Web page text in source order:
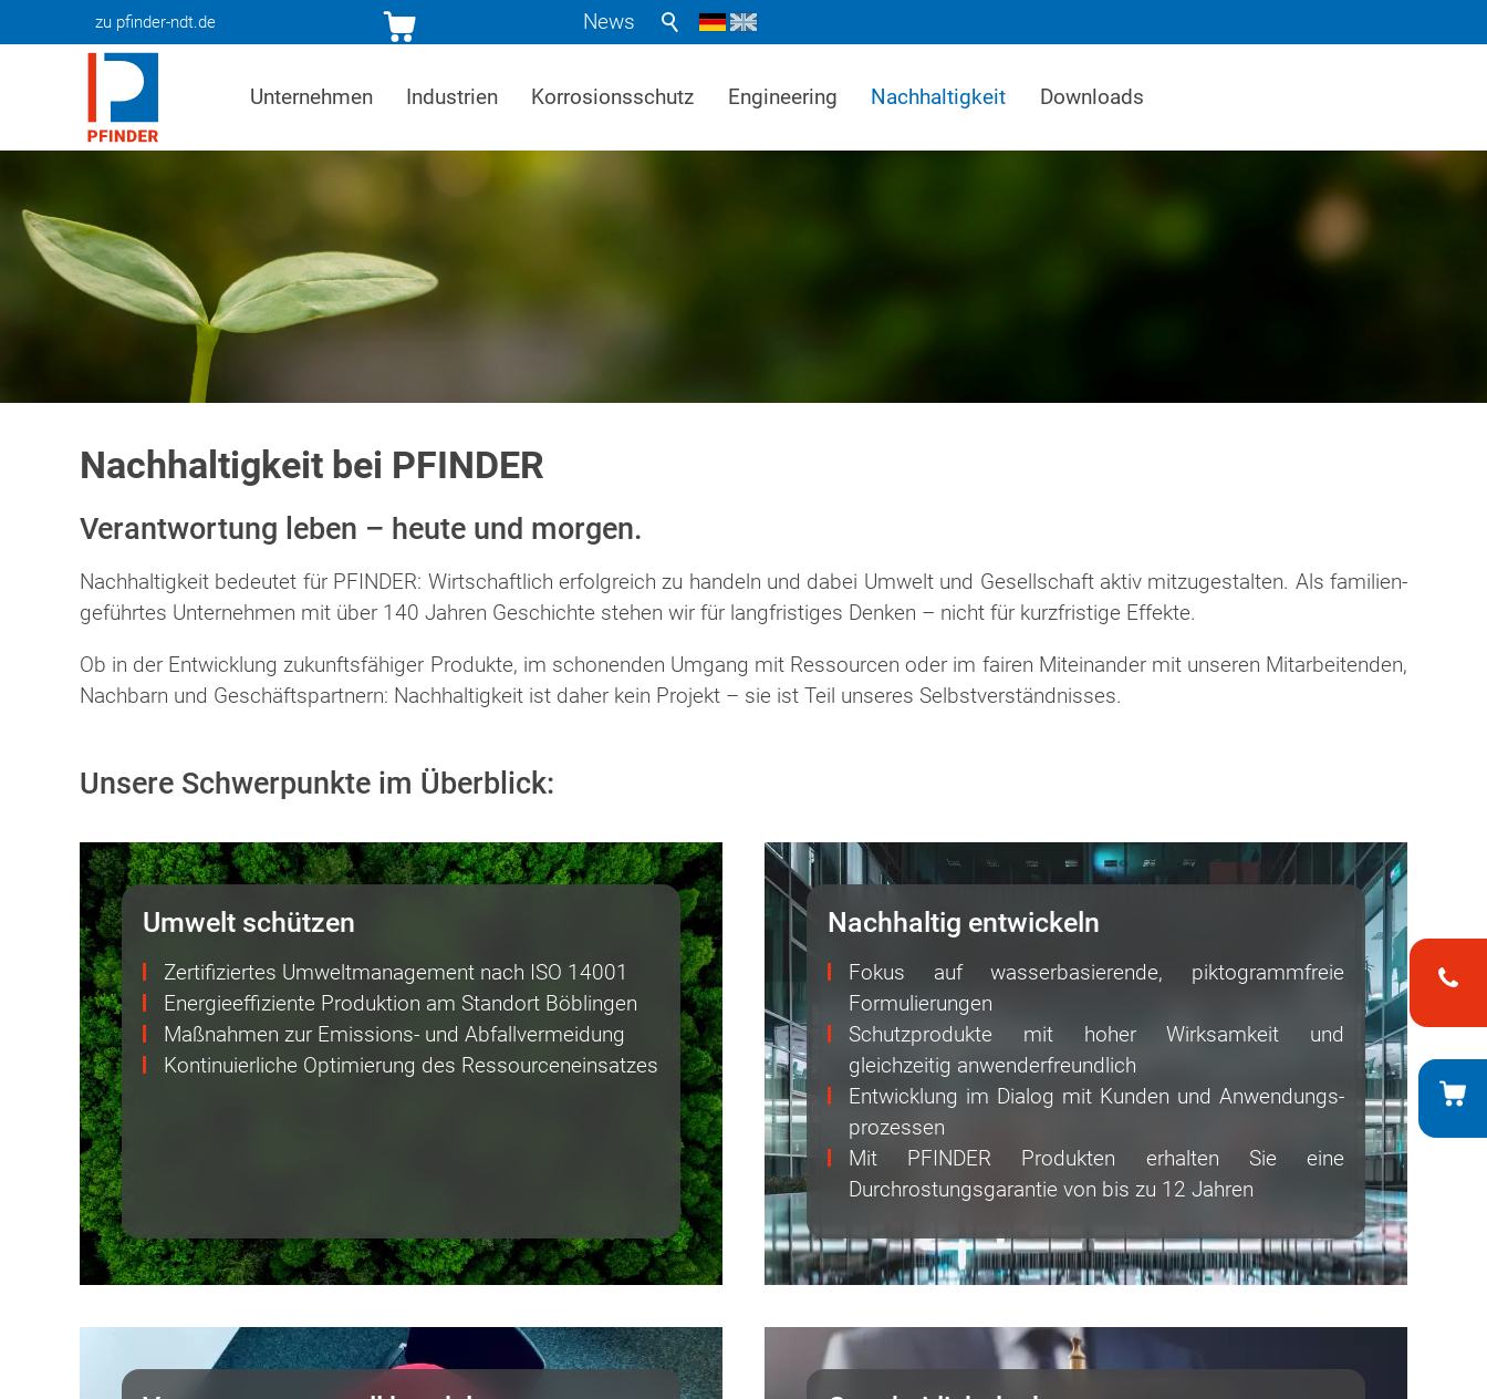
zu pfinder-ndt.de News
Unternehmen Industrien Korrosionsschutz Engineering Nachhaltigkeit Downloads
Nachhaltigkeit bei PFINDER
Verantwortung leben – heute und morgen.
Nachhaltigkeit bedeutet für PFINDER: Wirtschaftlich erfolgreich zu handeln und dabei Umwelt und Gesellschaft aktiv mitzugestalten. Als fami­lien­
geführtes Unternehmen mit über 140 Jahren Geschichte stehen wir für langfristiges Denken – nicht für kurzfristige Effekte.
Ob in der Entwicklung zukunftsfähiger Produkte, im schonenden Umgang mit Ressourcen oder im fairen Miteinander mit unseren Mitarbeitenden,
Nachbarn und Geschäftspartnern: Nachhaltigkeit ist daher kein Projekt – sie ist Teil unseres Selbst­ver­ständ­nis­ses.
Unsere Schwerpunkte im Überblick:
Umwelt schützen
Zertifiziertes Umweltmanagement nach ISO 14001
Energieeffiziente Produktion am Standort Böblingen
Maßnahmen zur Emissions- und Abfallvermeidung
Kontinuierliche Optimierung des Ressourcen­ein­satz­es
Nachhaltig entwickeln
Fokus auf wasserbasierende, piktogrammfreie
Formulierungen
Schutzprodukte mit hoher Wirksamkeit und
gleichzeitig anwenderfreundlich
Entwicklung im Dialog mit Kunden und An­wend­ungs­
prozessen
Mit PFINDER Produkten erhalten Sie eine
Durchrostungsgarantie von bis zu 12 Jahren